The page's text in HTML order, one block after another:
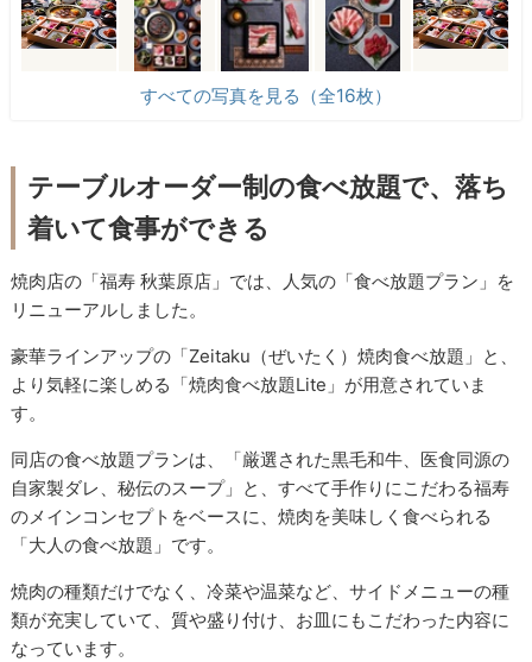
すべての写真を見る（全16枚）
テーブルオーダー制の食べ放題で、落ち
着いて食事ができる
焼肉店の「福寿 秋葉原店」では、人気の「食べ放題プラン」を
リニューアルしました。
豪華ラインアップの「Zeitaku（ぜいたく）焼肉食べ放題」と、
より気軽に楽しめる「焼肉食べ放題Lite」が用意されていま
す。
同店の食べ放題プランは、「厳選された黒毛和牛、医食同源の
自家製ダレ、秘伝のスープ」と、すべて手作りにこだわる福寿
のメインコンセプトをベースに、焼肉を美味しく食べられる
「大人の食べ放題」です。
焼肉の種類だけでなく、冷菜や温菜など、サイドメニューの種
類が充実していて、質や盛り付け、お皿にもこだわった内容に
なっています。